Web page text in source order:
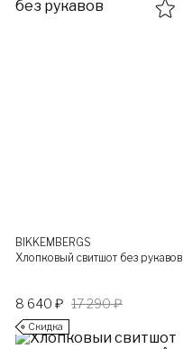
BIKKEMBERGS
Хлопковый свитшот без рукавов
8 640 ₽ 17 290 ₽
Скидка